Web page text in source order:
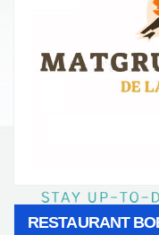
RESTAURANT